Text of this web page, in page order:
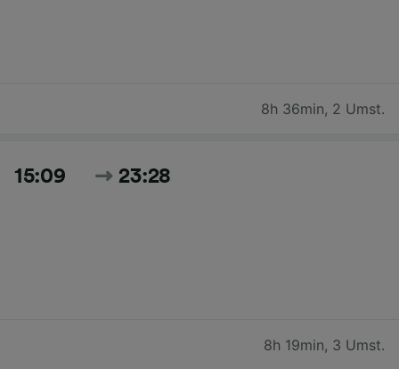
8h 36min, 2 Umst.
15:09 23:28
8h 19min, 3 Umst.